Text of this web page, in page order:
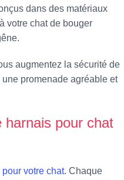
dans des matériaux
votre chat de bouger
augmentez la sécurité de
promenade agréable et
harnais pour chat
votre chat. Chaque